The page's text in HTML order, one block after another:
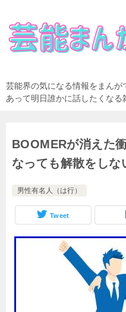
芸能界の気になる情報をまん
あって明日誰かに話したくなる
BOOMERが消えた
なっても解散をしな
男性有名人（は行）
Tweet